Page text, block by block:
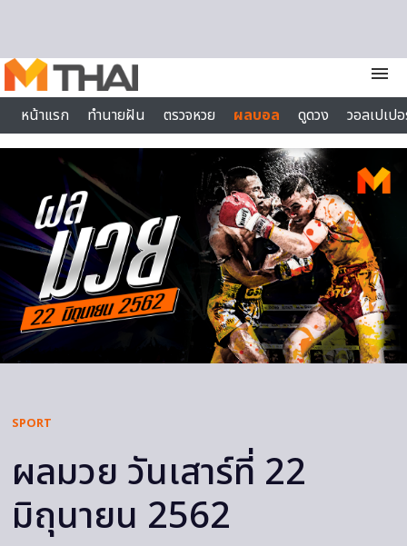
menu
หน้าแรก
ทำนายฝัน ตรวจหวย ผลบอล ดูดวง
วอลเปเป
ไลฟ์สไตล์
SPORT
ผลมวย วันเสาร์ที่ 22
มิถุนายน 2562